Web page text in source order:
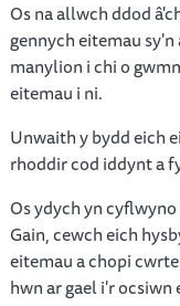
Os na allwch ddod
gennych eitemau
manylion i chi o
eitemau i ni.
Unwaith y bydd eich
rhoddir cod iddynt a
Os ydych yn
Gain, cewch eich
eitemau a chopi
hwn ar gael i'r